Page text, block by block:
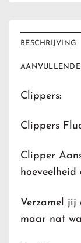
BESCHRIJVING
Clippers:
Clippers
Clipper
hoeveelheid
Verzamel jij
maar nat